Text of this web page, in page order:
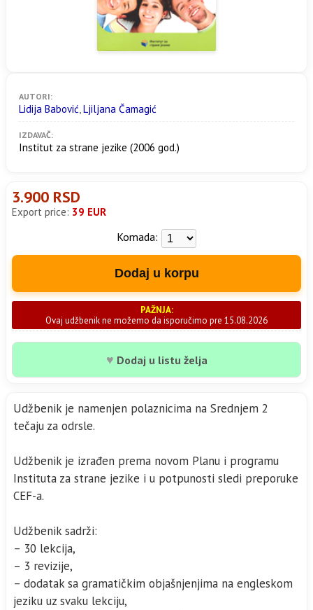
AUTORI:
Lidija Babović,Ljiljana Čamagić
IZDAVAČ:
Institut za strane jezike (2006 god.)
3.900 RSD
Export price: 39 EUR
Komada:
Dodaj u korpu
PAŽNJA:
Ovaj udžbenik ne možemo da isporučimo pre 15.08.2026
♥ Dodaj u listu želja
Udžbenik je namenjen polaznicima na Srednjem 2
tečaju za odrsle.
Udžbenik je izrađen prema novom Planu i programu
Instituta za strane jezike i u potpunosti sledi preporuke
CEF-a.
Udžbenik sadrži:
– 30 lekcija,
– 3 revizije,
– dodatak sa gramatičkim objašnjenjima na engleskom
jeziku uz svaku lekciju,